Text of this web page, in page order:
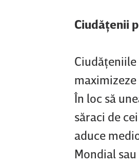
Ciudăţenii
Ciudăţeniile
În loc să
săraci de
aduce
Mondial